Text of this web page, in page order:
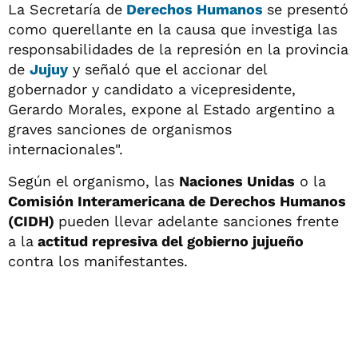
La Secretaría de Derechos Humanos se presentó
como querellante en la causa que investiga las
responsabilidades de la represión en la provincia
de Jujuy y señaló que el accionar del
gobernador y candidato a vicepresidente,
Gerardo Morales, expone al Estado argentino a
graves sanciones de organismos
internacionales".
Según el organismo, las Naciones Unidas o la
Comisión Interamericana de Derechos Humanos
(CIDH) pueden llevar adelante sanciones frente
a la actitud represiva del gobierno jujueño
contra los manifestantes.